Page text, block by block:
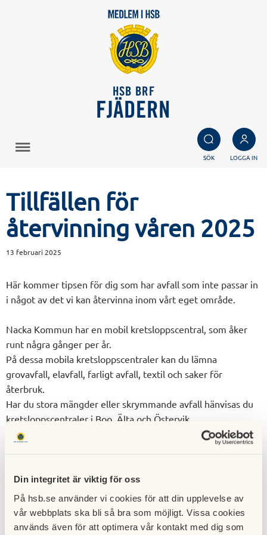
Din integritet är viktig för oss
På hsb.se använder vi cookies för att din upplevelse av
vår webbplats ska bli så bra som möjligt. Vissa cookies
används även för att optimera vår kontakt med dig som
HSB BRF
FJÄDERN
SÖK LOGGA IN
Tillfällen för
återvinning våren 2025
13 februari 2025
Här kommer tipsen för dig som har avfall som inte passar in
i något av det vi kan återvinna inom vårt eget område.
Nacka Kommun har en mobil kretsloppscentral, som åker
runt några gånger per år.
På dessa mobila kretsloppscentraler kan du lämna
grovavfall, elavfall, farligt avfall, textil och saker för
återbruk.
Har du stora mängder eller skrymmande avfall hänvisas du
kretsloppscentraler i Boo, Älta och Östervik.
Tid: 15/2 & 5/4 kl 15:00-16:00
även anmäla intresse för att få påminnelse om när den
kommer nästa gång!
Turlista mobil kretsloppscentral